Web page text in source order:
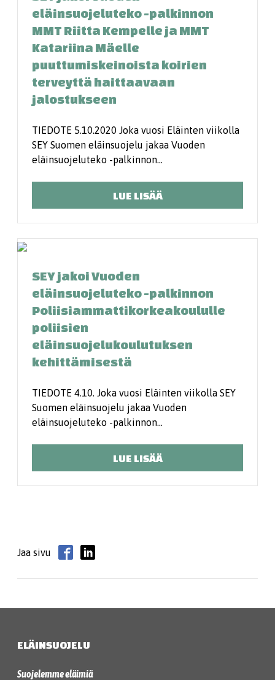
eläinsuojeluteko -palkinnon
MMT Riitta Kempelle ja MMT
Katariina Mäelle
puuttumiskeinoista koirien
terveyttä haittaavaan
jalostukseen
TIEDOTE 5.10.2020 Joka vuosi Eläinten viikolla
SEY Suomen eläinsuojelu jakaa Vuoden
eläinsuojeluteko -palkinnon…
LUE LISÄÄ
SEY jakoi Vuoden
eläinsuojeluteko -palkinnon
Poliisiammattikorkeakoululle
poliisien
eläinsuojelukoulutuksen
kehittämisestä
TIEDOTE 4.10. Joka vuosi Eläinten viikolla SEY
Suomen eläinsuojelu jakaa Vuoden
eläinsuojeluteko -palkinnon…
LUE LISÄÄ
Jaa sivu
ELÄINSUOJELU
Suojelemme eläimiä